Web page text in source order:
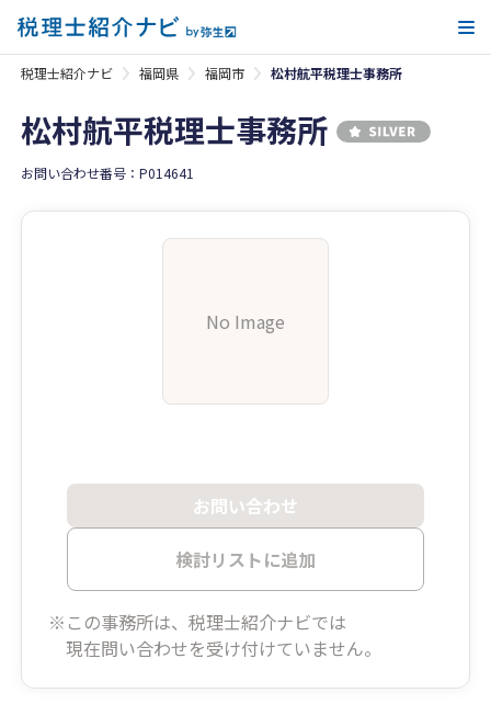
税理士紹介ナビ 福岡県 福岡市 松村航平税理士事務所
松村航平税理士事務所
お問い合わせ番号：P014641
No Image
お問い合わせ
検討リストに追加
※この事務所は、税理士紹介ナビでは
現在問い合わせを受け付けていません。